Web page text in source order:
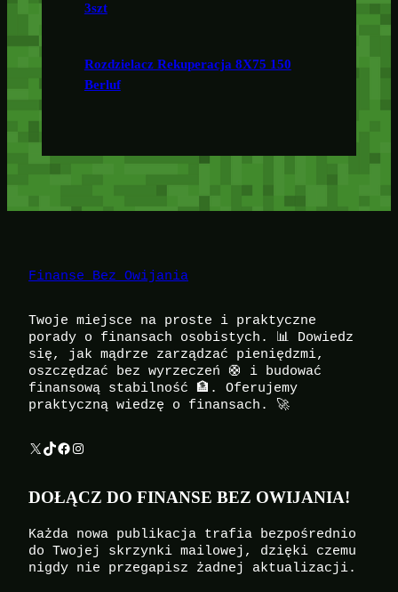
3szt
Rozdzielacz Rekuperacja 8X75 150
Berluf
Finanse Bez Owijania
Twoje miejsce na proste i praktyczne
porady o finansach osobistych. 📊 Dowiedz
się, jak mądrze zarządzać pieniędzmi,
oszczędzać bez wyrzeczeń 🛟 i budować
finansową stabilność 🏦. Oferujemy
praktyczną wiedzę o finansach. 🚀
X TikTok Facebook Instagram
DOŁĄCZ DO FINANSE BEZ OWIJANIA!
Każda nowa publikacja trafia bezpośrednio
do Twojej skrzynki mailowej, dzięki czemu
nigdy nie przegapisz żadnej aktualizacji.